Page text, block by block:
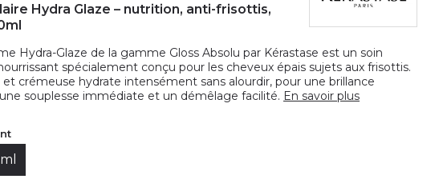
Hydra Glaze – nutrition, anti-frisottis,
Hydra-Glaze de la gamme Gloss Absolu par Kérastase est un soin
spécialement conçu pour les cheveux épais sujets aux frisottis.
crémeuse hydrate intensément sans alourdir, pour une brillance
souplesse immédiate et un démêlage facilité. En savoir plus